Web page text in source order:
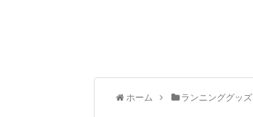
ホーム ランニンググッズ